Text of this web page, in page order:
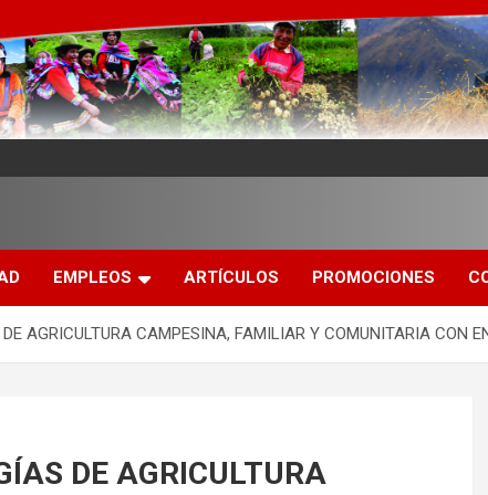
EMPLEOS ARTÍCULOS PROMOCIONES
AGRICULTURA CAMPESINA, FAMILIAR Y COMUNITARIA CON
DE AGRICULTURA